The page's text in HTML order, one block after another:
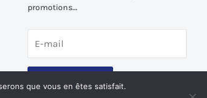
promotions…
que vous en êtes satisfait.